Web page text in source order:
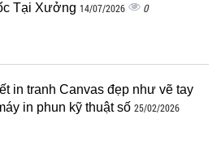
Tại Xưởng 14/07/2026 0
in tranh Canvas đẹp như vẽ tay
in phun kỹ thuật số 25/02/2026